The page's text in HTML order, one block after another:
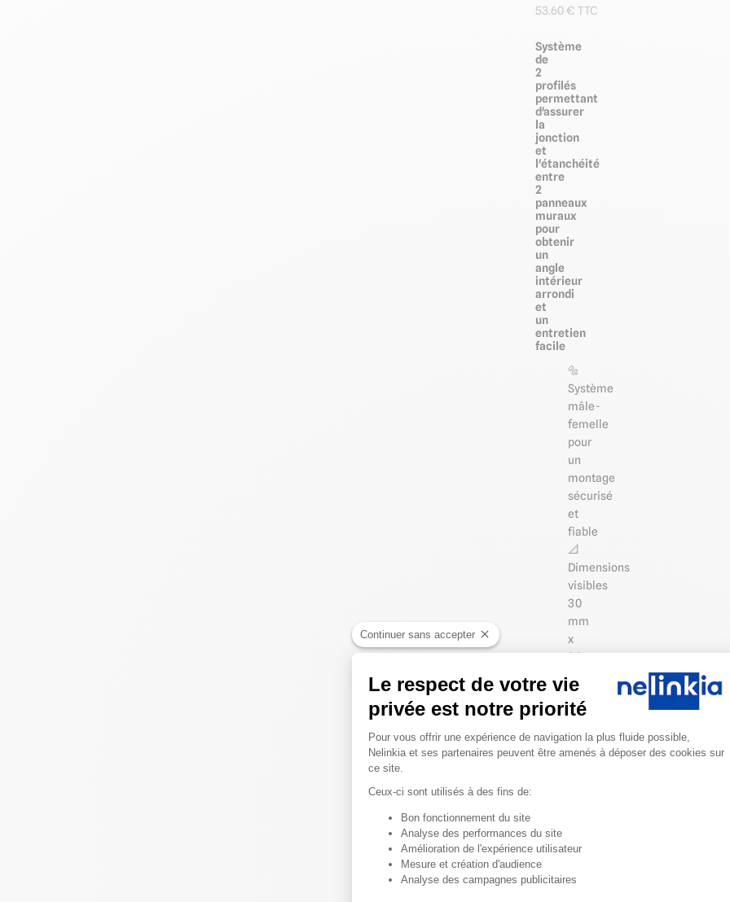
53.60€ TTC
Système
de
2
profilés
permettant
d'assurer
la
jonction
et
l'étanchéité
entre
2
panneaux
muraux
pour
obtenir
un
angle
intérieur
arrondi
et
un
entretien
facile
🔩
Système
mâle-
femelle
pour
un
montage
sécurisé
et
fiable
📐
Dimensions
visibles
30
mm
x
30
🧼
Angle
arrondi
Voir
détails
Continuer sans accepter
Le respect de votre vie
privée est notre priorité
Plateforme de Gestion du
Pour vous offrir une expérience de navigation la plus fluide possible,
Nelinkia et ses partenaires peuvent être amenés à déposer des cookies sur
ce site.
Ceux-ci sont utilisés à des fins de:
Bon fonctionnement du site
Analyse des performances du site
Amélioration de l'expérience utilisateur
Mesure et création d'audience
Analyse des campagnes publicitaires
Axeptio consent